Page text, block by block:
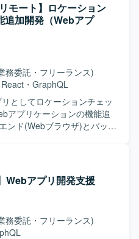
モート】ロケーション
追加開発（Webアプ
務委託・フリーランス)
React ・ GraphQL
としてロケーションチェッ
アプリケーションの機能追
ンド(Webブラウザ)とバック
Webアプリ開発支援
務委託・フリーランス)